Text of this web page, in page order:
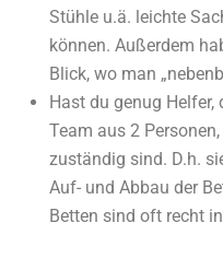
Stühle u.ä. leichte
können. Außerdem
Blick, wo man
Hast du genug
Team aus 2
zuständig sind. D.h.
Auf- und Abbau der
Betten sind oft recht